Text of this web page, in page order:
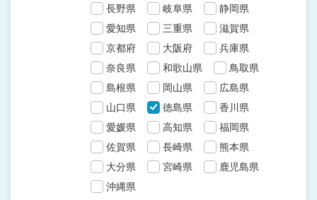
長野県
岐阜県
静岡県
愛知県
三重県
滋賀県
京都府
大阪府
兵庫県
奈良県
和歌山県
鳥取県
島根県
岡山県
広島県
山口県
徳島県
香川県
愛媛県
高知県
福岡県
佐賀県
長崎県
熊本県
大分県
宮崎県
鹿児島県
沖縄県